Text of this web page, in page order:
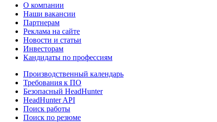
О компании
Наши вакансии
Партнерам
Реклама на сайте
Новости и статьи
Инвесторам
Кандидаты по профессиям
Производственный календарь
Требования к ПО
Безопасный HeadHunter
HeadHunter API
Поиск работы
Поиск по резюме